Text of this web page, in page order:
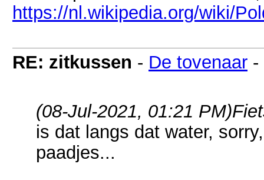
https://nl.wikipedia.org/wiki/
RE: zitkussen - De tovenaar -
(08-Jul-2021, 01:21 PM)
is dat langs dat water,
paadjes...